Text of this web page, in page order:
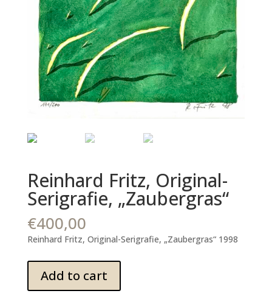
Reinhard Fritz, Original-
Serigrafie, „Zaubergras“
€400,00
Reinhard Fritz, Original-Serigrafie, „Zaubergras“ 1998
Fritz,
Original-
Add to cart